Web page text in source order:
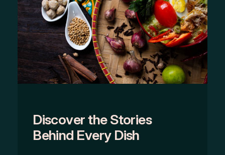
Discover the Stories
Behind Every Dish